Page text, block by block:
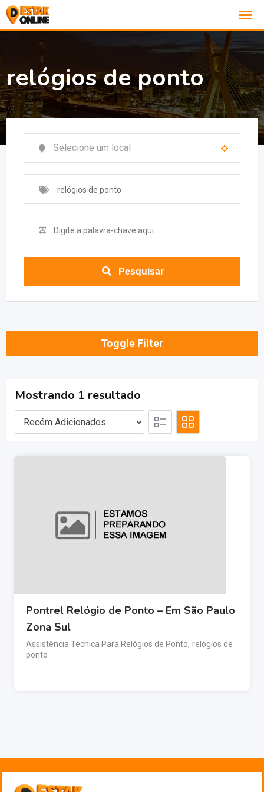
relógios de ponto
relógios de ponto
Pesquisar
Toggle Filter
Mostrando 1 resultado
Pontrel Relógio de Ponto – Em São Paulo
Zona Sul
Assistência Técnica Para Relógios de Ponto, relógios de
ponto